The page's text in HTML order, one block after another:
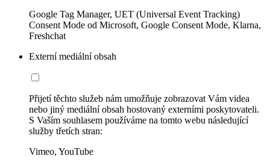
Google Tag Manager, UET (Universal Event Tracking)
Consent Mode od Microsoft, Google Consent Mode, Klarna,
Freshchat
Externí mediální obsah
Přijetí těchto služeb nám umožňuje zobrazovat Vám videa
nebo jiný mediální obsah hostovaný externími poskytovateli.
S Vaším souhlasem používáme na tomto webu následující
služby třetích stran:
Vimeo, YouTube